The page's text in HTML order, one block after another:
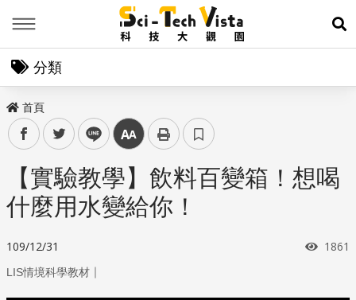
展
分類
首頁
facebooktwitter line 中
【實驗教學】飲料百變箱！想喝
什麼用水變給你！
109/12/31 瀏覽
1861
LIS情境科學教材 ｜